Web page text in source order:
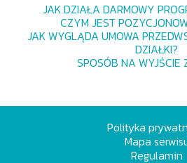
JAK DZIAŁA DARMOWY
CZYM JEST
JAK WYGLĄDA UMOWA
DZIAŁKI?
SPOSÓB NA WYJŚCIE
Polityka
Mapa
Regulamin